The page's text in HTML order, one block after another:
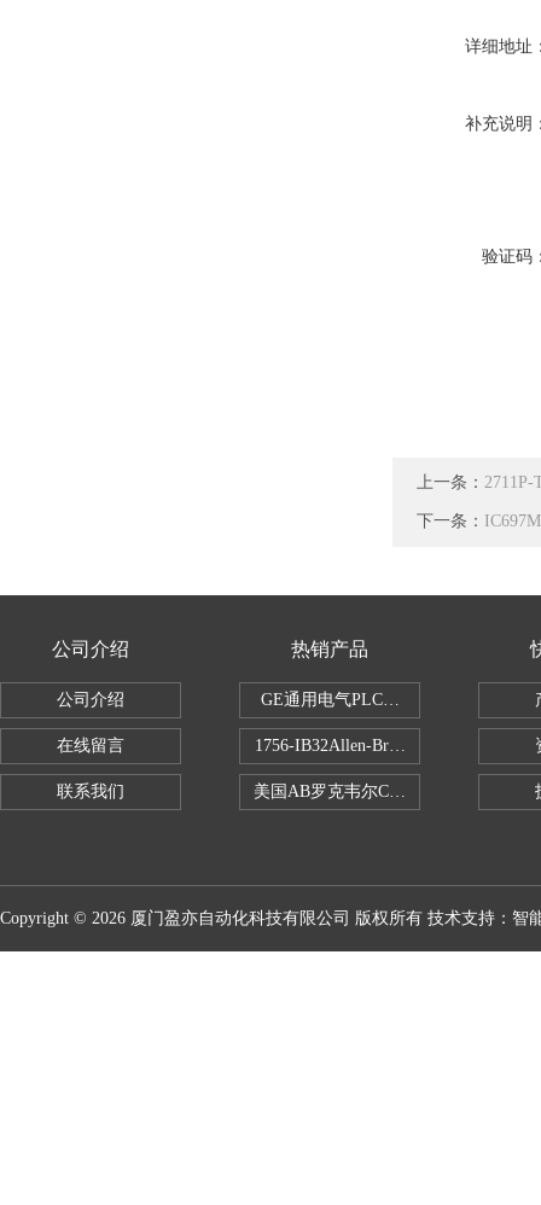
详细地址
补充说明
验证码
上一条： 2711P-
下一条：
公司介绍
公司介绍
在线留言
联系我们
热销产品
GE通用电气PLC控制器
1756-IB32Allen-Bradley1756IB32数字
美国AB罗克韦尔CPU处理器
Copyright © 2026 厦门盈亦自动化科技有限公司 版权所有 技术支持： 智